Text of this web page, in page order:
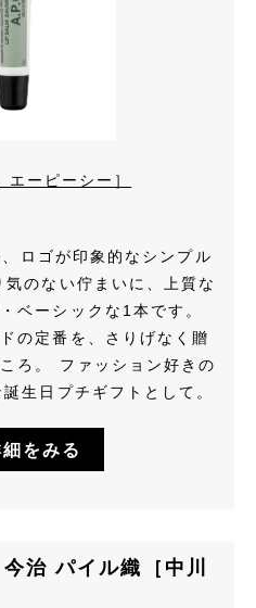
ーピーシー］
ロゴが印象的なシンプル
のない佇まいに、上質な
ベーシックな1本です。
の定番を、さりげなく贈
ろ。 ファッション好きの
生日プチギフトとして。
をみる
治 パイル織［中川